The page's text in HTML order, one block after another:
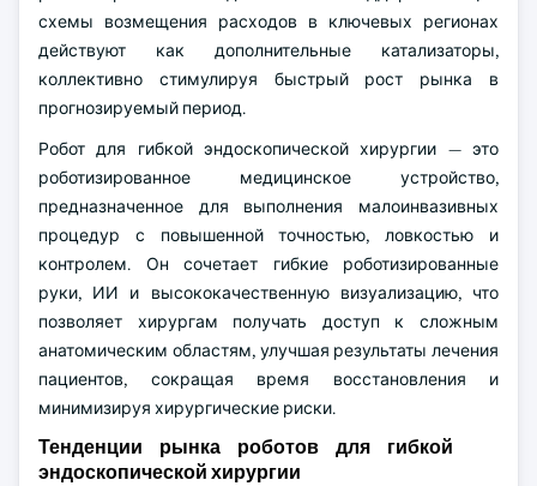
схемы возмещения расходов в ключевых регионах
действуют как дополнительные катализаторы,
коллективно стимулируя быстрый рост рынка в
прогнозируемый период.
Робот для гибкой эндоскопической хирургии — это
роботизированное медицинское устройство,
предназначенное для выполнения малоинвазивных
процедур с повышенной точностью, ловкостью и
контролем. Он сочетает гибкие роботизированные
руки, ИИ и высококачественную визуализацию, что
позволяет хирургам получать доступ к сложным
анатомическим областям, улучшая результаты лечения
пациентов, сокращая время восстановления и
минимизируя хирургические риски.
Тенденции рынка роботов для гибкой
эндоскопической хирургии